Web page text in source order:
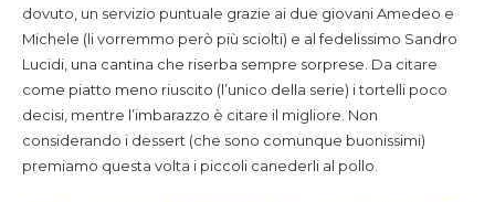
dovuto, un servizio puntuale grazie ai due giovani Amedeo e
Michele (li vorremmo però più sciolti) e al fedelissimo Sandro
Lucidi, una cantina che riserba sempre sorprese. Da citare
come piatto meno riuscito (l’unico della serie) i tortelli poco
decisi, mentre l’imbarazzo è citare il migliore. Non
considerando i dessert (che sono comunque buonissimi)
premiamo questa volta i piccoli canederli al pollo.